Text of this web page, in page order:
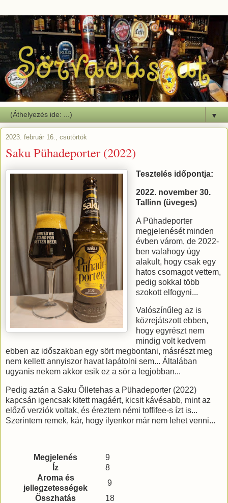
▼
2023. február 16., csütörtök
Saku Pühadeporter (2022)
Tesztelés időpontja:
2022. november 30.
Tallinn (üveges)
A Pühadeporter
megjelenését minden
évben várom, de 2022-
ben valahogy úgy
alakult, hogy csak egy
hatos csomagot vettem,
pedig sokkal több
szokott elfogyni...
Valószínűleg az is
közrejátszott ebben,
hogy egyrészt nem
mindig volt kedvem
ebben az időszakban egy sört megbontani, másrészt meg
nem kellett annyiszor havat lapátolni sem... Általában
ugyanis nekem akkor esik ez a sör a legjobban...
Pedig aztán a Saku Õlletehas a Pühadeporter (2022)
kapcsán igencsak kitett magáért, kicsit kávésabb, mint az
előző verziók voltak, és éreztem némi toffifee-s ízt is...
Szerintem remek, kár, hogy ilyenkor már nem lehet venni...
Megjelenés
9
Íz
8
Aroma és
jellegzetességek
9
Összhatás
18